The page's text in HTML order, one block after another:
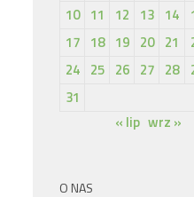
10 11 12 13 14
17 18 19 20 21
24 25 26 27 28
31
« lip wrz »
O NAS